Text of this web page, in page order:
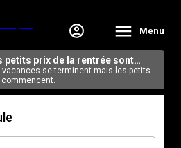
Menu
petits prix de la rentrée sont
vacances se terminent mais les petits
commencent.